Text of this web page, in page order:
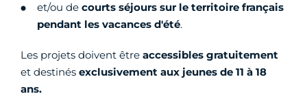
et/ou de courts séjours sur le territoire français
pendant les vacances d'été.
Les projets doivent être accessibles gratuitement
et destinés exclusivement aux jeunes de 11 à 18
ans.